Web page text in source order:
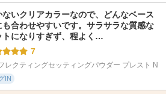
ないクリアカラーなので、どんなベース
も合わせやすいです。サラサラな質感な
トになりすぎず、程よく…
7
レクティングセッティングパウダー プレスト N
IN